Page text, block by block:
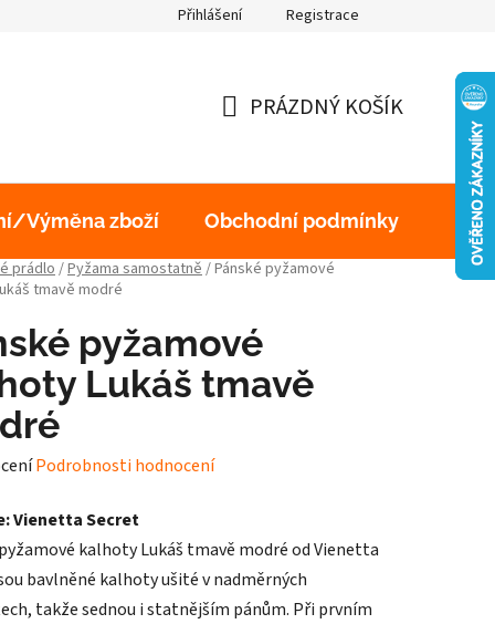
Přihlášení Registrace
KOŠÍK
PRÁZDNÝ KOŠÍK
Výměna zboží Obchodní podmínky
prádlo/Pyžama samostatně/Pánské pyžamové
tmavě modré
pyžamové
Lukáš tmavě
Podrobnosti hodnocení
Vienetta Secret
kalhoty Lukáš tmavě modré od Vienetta
bavlněné kalhoty ušité vnadměrných
takže sednou i statnějším pánům. Při prvním